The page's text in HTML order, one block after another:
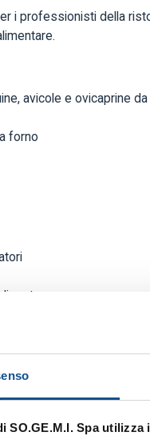
SO.GE.M.I. Spa utilizza
i professionisti della
avicole e ovicaprine
forno
–